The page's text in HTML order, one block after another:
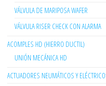
VÁLVULA DE MARIPOSA WAFER
VÁLVULA RISER CHECK CON ALARMA
ACOMPLES HD (HIERRO DUCTIL)
UNIÓN MECÁNICA HD
ACTUADORES NEUMÁTICOS Y